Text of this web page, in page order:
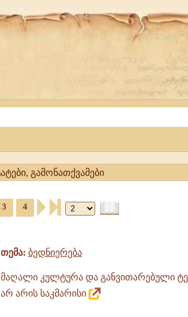
გამონათქვამები
3 4
თემა: ბედნიერება
მაღალი კულტურა და განვითარებული
არ არის საკმარისი